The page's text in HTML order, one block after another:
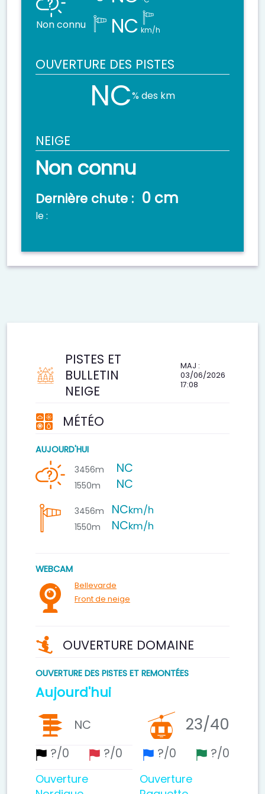
Non connu NC km/h
OUVERTURE DES PISTES
NC% des km
NEIGE
Non connu
Dernière chute : 0 cm
le :
PISTES ET
BULLETIN
NEIGE
MAJ :
03/06/2026
17:08
MÉTÉO
AUJOURD'HUI
3456m
NC
1550m NC
3456m NCkm/h
1550m NCkm/h
WEBCAM
Bellevarde
Front de neige
OUVERTURE DOMAINE
OUVERTURE DES PISTES ET REMONTÉES
Aujourd'hui
NC 23/40
?/0 ?/0 ?/0 ?/0
Ouverture
Ouverture